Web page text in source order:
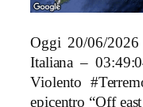
Oggi 20/06/
Italiana –
Violento
epicentro “Off